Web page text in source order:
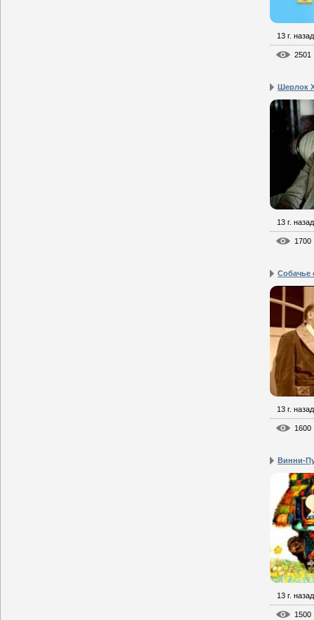
13 г. назад
2501
Шерлок
13 г. назад
1700
Собачье
13 г. назад
1600
Винни-
13 г. назад
1500